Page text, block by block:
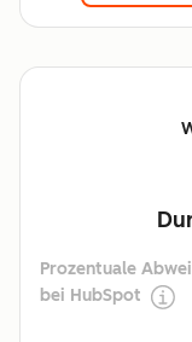
Prozentuale
bei HubSpot